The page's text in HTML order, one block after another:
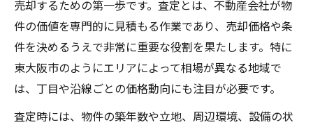
複数社の不動産買取査定を比較するメリッ
ト
売却価格交渉で失敗しない不動産買取対策
不動産売却を進める上で押さえたい査定ポイン
ト
不動産買取査定で重視される評価基準とは
売却するための第一歩です。査定とは、不動産会社が物
件の価値を専門的に見積もる作業であり、売却価格や条
件を決めるうえで非常に重要な役割を果たします。特に
東大阪市のようにエリアによって相場が異なる地域で
は、丁目や沿線ごとの価格動向にも注目が必要です。
査定時には、物件の築年数や立地、周辺環境、設備の状